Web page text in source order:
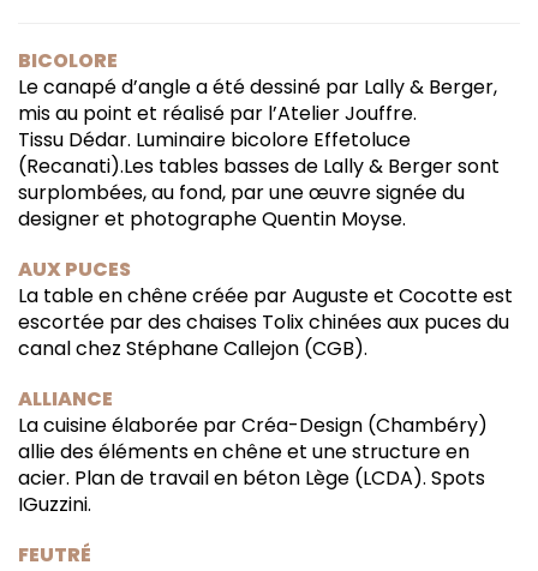
BICOLORE
Le canapé d’angle a été dessiné par Lally & Berger,
mis au point et réalisé par l’Atelier Jouffre.
Tissu Dédar. Luminaire bicolore Effetoluce
(Recanati).Les tables basses de Lally & Berger sont
surplombées, au fond, par une œuvre signée du
designer et photographe Quentin Moyse.
AUX PUCES
La table en chêne créée par Auguste et Cocotte est
escortée par des chaises Tolix chinées aux puces du
canal chez Stéphane Callejon (CGB).
ALLIANCE
La cuisine élaborée par Créa-Design (Chambéry)
allie des éléments en chêne et une structure en
acier. Plan de travail en béton Lège (LCDA). Spots
IGuzzini.
FEUTRÉ